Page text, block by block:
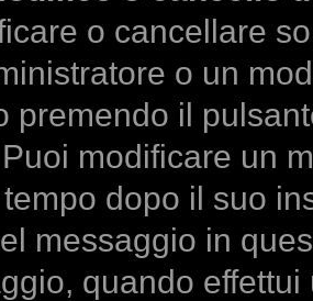
o cancellare
o un
premendo il
modificare un
dopo il suo
messaggio in
quando